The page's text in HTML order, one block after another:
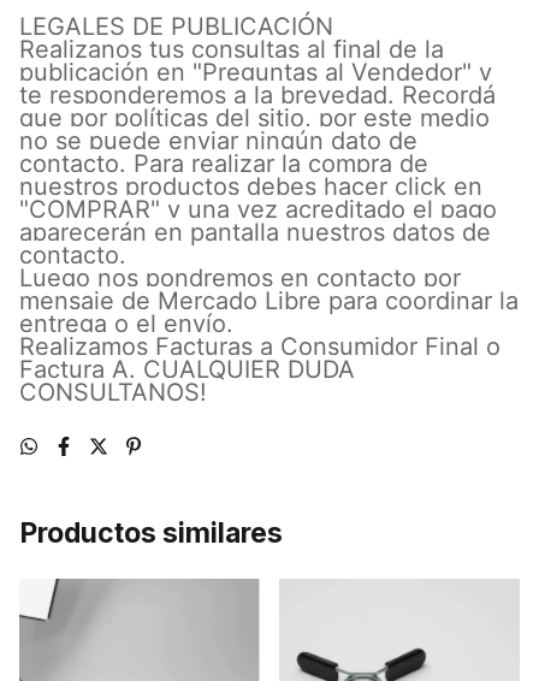
LEGALES DE PUBLICACIÓN
Realizanos tus consultas al final de la
publicación en "Preguntas al Vendedor" y
te responderemos a la brevedad. Recordá
que por políticas del sitio, por este medio
no se puede enviar ningún dato de
contacto. Para realizar la compra de
nuestros productos debes hacer click en
"COMPRAR" y una vez acreditado el pago
aparecerán en pantalla nuestros datos de
contacto.
Luego nos pondremos en contacto por
mensaje de Mercado Libre para coordinar la
entrega o el envío.
Realizamos Facturas a Consumidor Final o
Factura A. CUALQUIER DUDA
CONSULTANOS!
Productos similares